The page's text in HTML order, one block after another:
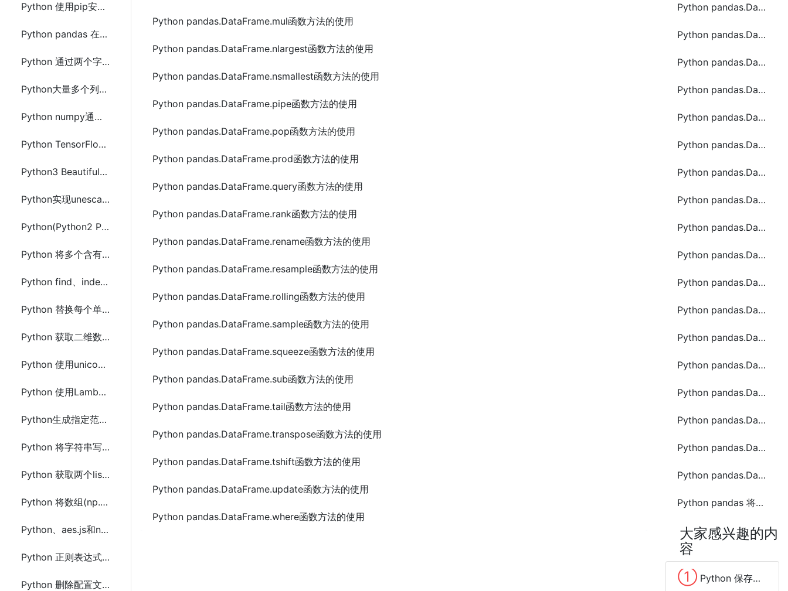
Python 使用pip安装 tld 报错：Cannot uninstall 'six'
Python pandas 在给定的日期范围内生成多个随机日期
Python 通过两个字符串(分隔符)分割拆(split)分字符串的方法代码总结
Python大量多个列表(list)合并(合并有相同元素的列表)
Python numpy通过一定规则重复数据组中的数据
Python TensorFlow(CPU版和GPU版) 安装配置及简单示例代码
Python3 BeautifulSoup安装及爬取网站网页示例代码
Python实现unescape解码JS(escape,encodeURI等方法)url编码字符串
Python(Python2 Python3)读写配置文件(ConfigParser)方法
Python 将多个含有重复元素的列表合并为唯一分组列表
Python find、index和re.search查找包含字符串不区分大小的方法
Python 替换每个单词中的第一个字符的方法及示例代码
Python 获取二维数组中每列第二个最小值的方法及示例代码
Python 使用unicodedata来判断所有标点符号方法及示例代码
Python 使用Lambda对list(列表)中指定格式字符串元素排序方法
Python生成指定范围数字正数和负数列表(list)
Python 将字符串写入文本文件中指定位置和删除行示例代码
Python 获取两个list列表中元素平均值的方法及示例代码
Python 将数组(np.array)或DataFrame及相关属性保存到文件的方法
Python、aes.js和node.js实现AES(Crypto)加密与解密实现代码
Python 正则表达式零宽正负向断言的用法及示例代码
Python 删除配置文件中[]方括号内与之间的内容的方法
Python pandas.DataFrame.mul函数方法的使用
Python pandas.DataFrame.nlargest函数方法的使用
Python pandas.DataFrame.nsmallest函数方法的使用
Python pandas.DataFrame.pipe函数方法的使用
Python pandas.DataFrame.pop函数方法的使用
Python pandas.DataFrame.prod函数方法的使用
Python pandas.DataFrame.query函数方法的使用
Python pandas.DataFrame.rank函数方法的使用
Python pandas.DataFrame.rename函数方法的使用
Python pandas.DataFrame.resample函数方法的使用
Python pandas.DataFrame.rolling函数方法的使用
Python pandas.DataFrame.sample函数方法的使用
Python pandas.DataFrame.squeeze函数方法的使用
Python pandas.DataFrame.sub函数方法的使用
Python pandas.DataFrame.tail函数方法的使用
Python pandas.DataFrame.transpose函数方法的使用
Python pandas.DataFrame.tshift函数方法的使用
Python pandas.DataFrame.update函数方法的使用
Python pandas.DataFrame.where函数方法的使用
Python pandas.DataFrame.ne函数方法的使用
Python pandas.DataFrame.notna函数方法的使用
Python pandas.DataFrame.nunique函数方法的使用
Python pandas.DataFrame.pivot函数方法的使用
Python pandas.DataFrame.pow函数方法的使用
Python pandas.DataFrame.quantile函数方法的使用
Python pandas.DataFrame.radd函数方法的使用
Python pandas.DataFrame.reindex函数方法的使用
Python pandas.DataFrame.replace函数方法的使用
Python pandas.DataFrame.rfloordiv函数方法的使用
Python pandas.DataFrame.round函数方法的使用
Python pandas.DataFrame.shift函数方法的使用
Python pandas.DataFrame.stack函数方法的使用
Python pandas.DataFrame.sum函数方法的使用
Python pandas.DataFrame.take函数方法的使用
Python pandas.DataFrame.truncate函数方法的使用
Python pandas.DataFrame.unstack函数方法的使用
Python pandas.DataFrame.var函数方法的使用
Python pandas 将DataFrame两列合成一列的方法
大家感兴趣的内
容
① Python 保存数据到Excel文件的方法(pandas、xlwt、openpyxl、xlsxwriter)